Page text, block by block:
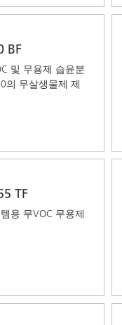
BF
및 무용제 습윤분
의 무살생물제 제
TF
용 무VOC 무용제